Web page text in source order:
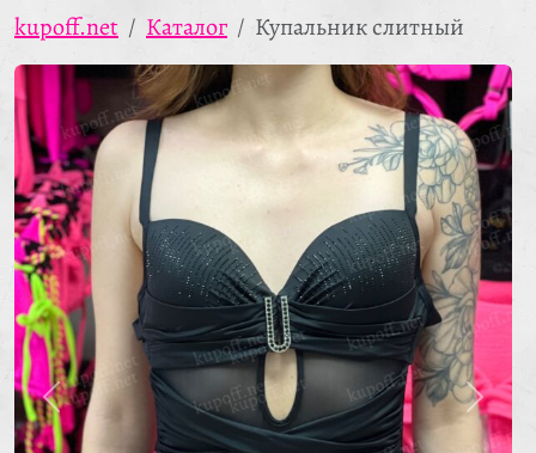
kupoff.net Каталог Купальник слитный